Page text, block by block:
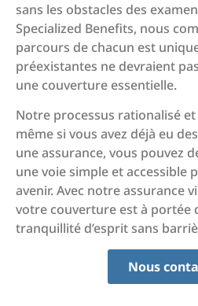
sans les obstacles des
Specialized Benefits, nous
parcours de chacun est
préexistantes ne devraient
une couverture essentielle.
Notre processus rationalisé
même si vous avez déjà eu
une assurance, vous pouvez
une voie simple et accessible
avenir. Avec notre assurance
votre couverture est à portée
tranquillité d’esprit sans
Nous